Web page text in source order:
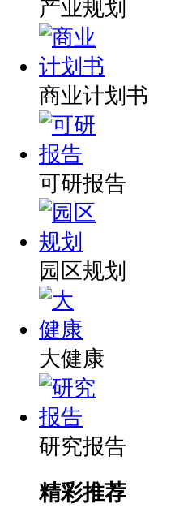
产业规划
商业计划书
可研报告
园区规划
大健康
研究报告
精彩推荐